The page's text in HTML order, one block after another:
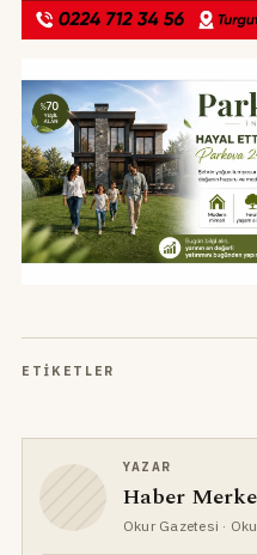
ETIKETLER
YAZAR
Haber
Okur Gazetesi ·